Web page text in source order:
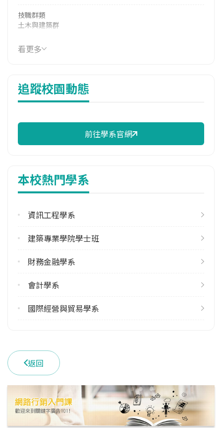
技職群類
土木與建築群
114年學費
49,200 元/學期
16,760 元/學期
114年註冊率
113學年度上學期
修輔系人數
113學年度下學期
學系電話
學系地址
看更多
追蹤校園動態
前往學系官網
本校熱門學系
資訊工程學系
建築專業學院學士班
財務金融學系
會計學系
國際經營與貿易學系
返回